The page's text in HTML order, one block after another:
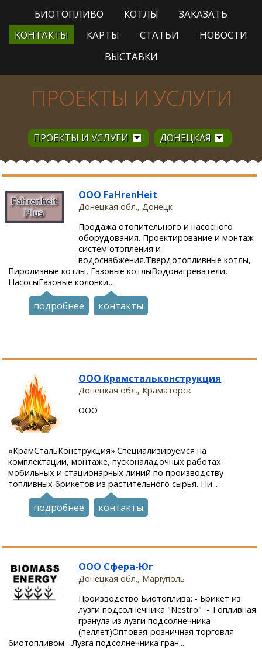
БИОТОПЛИВО КОТЛЫ
ЗАКАЗАТЬ
КОНТАКТЫ
КАРТЫ СТАТЬИ
НОВОСТИ
ВЫСТАВКИ
ПРОЕКТЫ И УСЛУГИ
ПРОЕКТЫ И УСЛУГИ ДОНЕЦКАЯ
ООО FaHrenHeit
Донецкая обл., Донецк
Продажа отопительного и насосного
оборудования. Проектирование и монтаж
систем отопления и
водоснабжения.Твердотопливные котлы,
Пиролизные котлы, Газовые котлыВодонагреватели,
НасосыГазовые колонки,...
подробнее контакты
ООО Крамстальконструкция
Донецкая обл., Краматорск
ООО
«КрамСтальКонструкция».Специализируемся на
комплектации, монтаже, пусконаладочных работах
мобильных и стационарных линий по производству
топливных брикетов из растительного сырья. Ни...
подробнее контакты
ООО Сфера-Юг
Донецкая обл., Маріуполь
Производство Биотоплива: - Брикет из
лузги подсолнечника "Nestro" - Топливная
гранула из лузги подсолнечника
(пеллет)Оптовая-розничная торговля
биотопливом:- Лузга подсолнечника гран...